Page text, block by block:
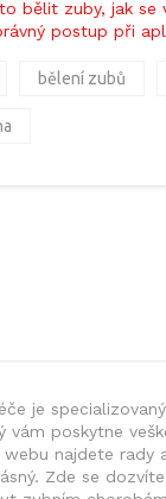
bělit zuby, jak se
postup při
bělení zubů
je
vám poskytne
webu najdete rady
Zde se